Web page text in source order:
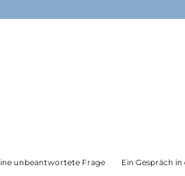
unbeantwortete Frage Ein Gespräch